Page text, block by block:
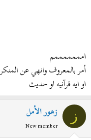
امممممممم
أمر بالمعروف وانهي عن المنكر
او ايه قرآنيه او حديث
ز زهور الأمل
New member